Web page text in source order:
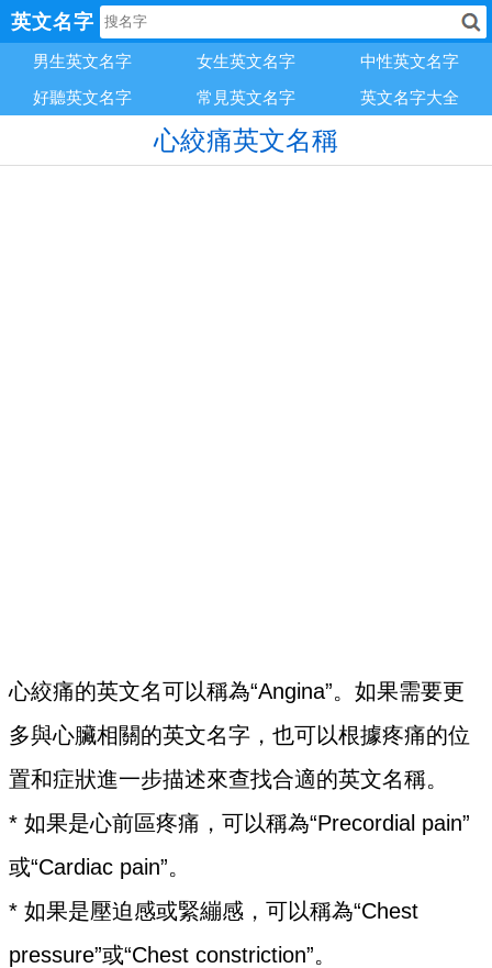
英文名字
男生英文名字 女生英文名字
中性英文名字
好聽英文名字
常見英文名字 英文名字大全
心絞痛英文名稱
心絞痛的英文名可以稱為“Angina”。如果需要更
多與心臟相關的英文名字，也可以根據疼痛的位
置和症狀進一步描述來查找合適的英文名稱。
* 如果是心前區疼痛，可以稱為“Precordial pain”
或“Cardiac pain”。
* 如果是壓迫感或緊繃感，可以稱為“Chest
pressure”或“Chest constriction”。